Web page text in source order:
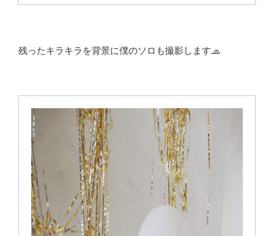
残ったキラキラを背景に僕のソロも撮影します🧢